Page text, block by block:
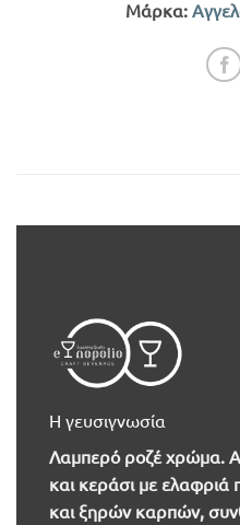
Μάρκα:
Η γευσιγνωσία
Λαμπερό ροζέ χρώμα.
και κεράσι με
και ξηρών καρπών,